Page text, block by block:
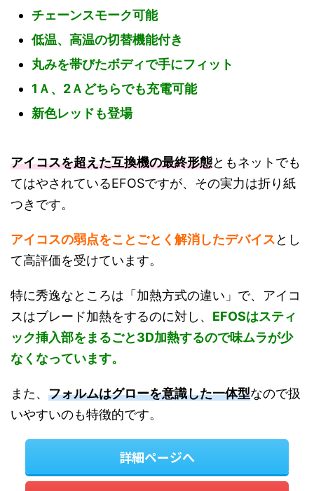
チェーンスモーク可能
低温、高温の切替機能付き
丸みを帯びたボディで手にフィット
1Ａ、2Ａどちらでも充電可能
新色レッドも登場
アイコスを超えた互換機の最終形態ともネットでも
てはやされているEFOSですが、その実力は折り紙
つきです。
アイコスの弱点をことごとく解消したデバイスとし
て高評価を受けています。
特に秀逸なところは「加熱方式の違い」で、アイコ
スはブレード加熱をするのに対し、 EFOSはスティ
ック挿入部をまるごと3D加熱するので味ムラが少
なくなっています。
また、 フォルムはグローを意識した一体型なので扱
いやすいのも特徴的です。
詳細ページへ